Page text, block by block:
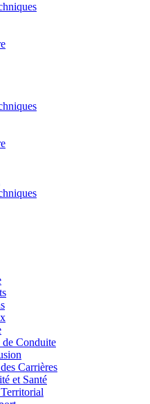
Conduite
Carrières
et Santé